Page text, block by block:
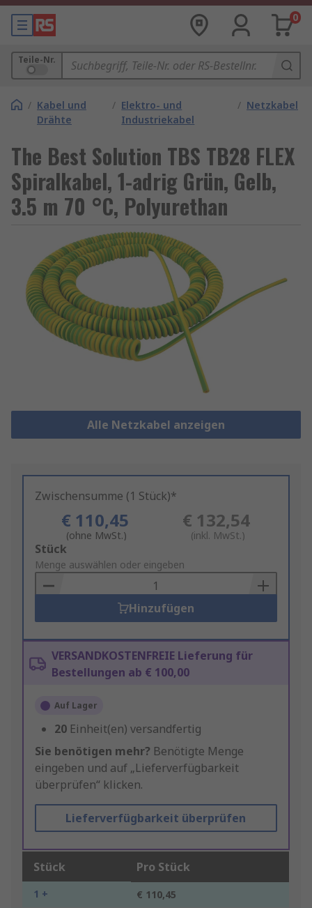
0
Teile-Nr.
/ Kabel und
Drähte
/ Elektro- und
Industriekabel
/ Netzkabel
The Best Solution TBS TB28 FLEX
Spiralkabel, 1-adrig Grün, Gelb,
3.5 m 70 °C, Polyurethan
Alle Netzkabel anzeigen
Zwischensumme (1 Stück)*
€ 110,45
(ohne MwSt.)
€ 132,54
(inkl. MwSt.)
Add
to
Basket
Stück
Menge auswählen oder eingeben
Hinzufügen
VERSANDKOSTENFREIE Lieferung für
Bestellungen ab € 100,00
Auf Lager
20 Einheit(en) versandfertig
Sie benötigen mehr? Benötigte Menge
eingeben und auf „Lieferverfügbarkeit
überprüfen“ klicken.
Lieferverfügbarkeit überprüfen
Stück Pro Stück
1 + € 110,45